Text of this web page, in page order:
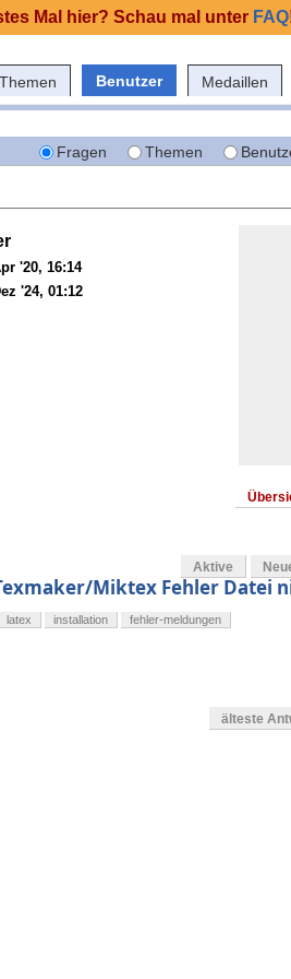
Themen Benutzer Medaillen
Fragen Themen
'20, 16:14
'24, 01:12
Aktive
Miktex Fehler Datei
latex installation fehler-meldungen
älteste
Mal hier? Schau mal unter FAQ